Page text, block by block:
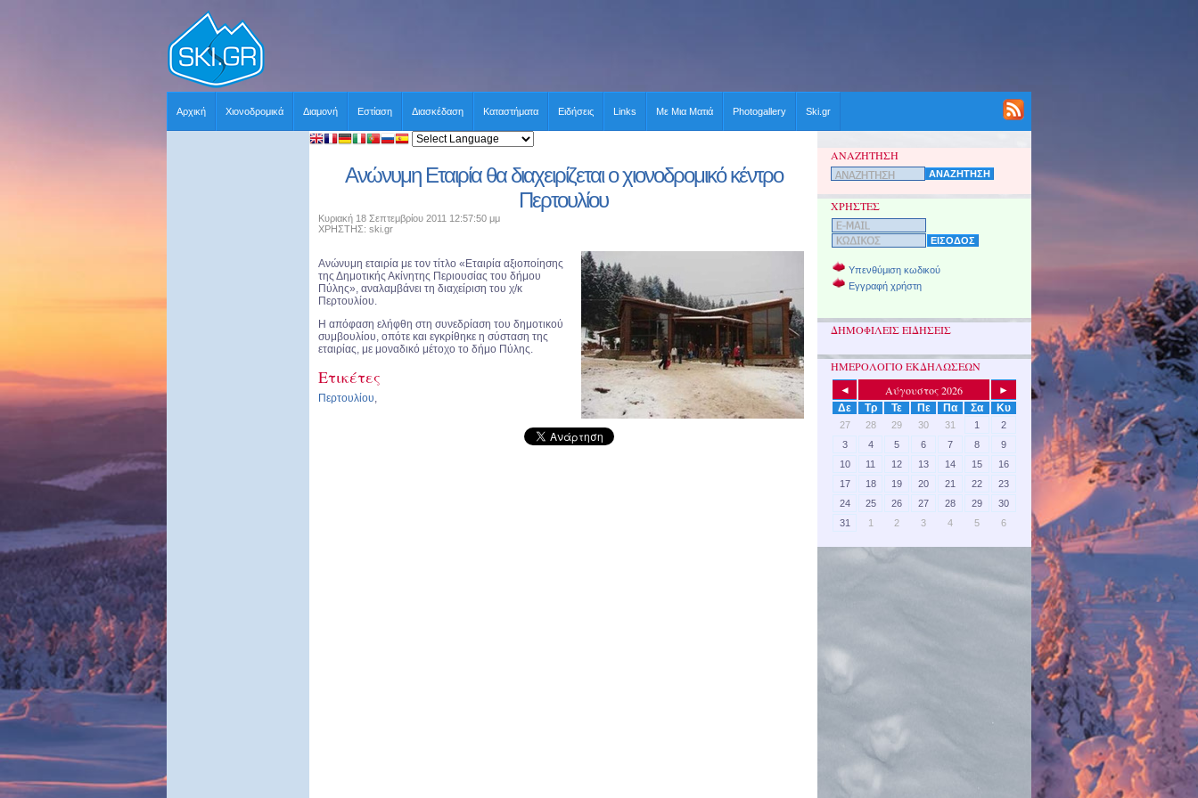
Αρχική Χιονοδρομικά Διαμονή Εστίαση Διασκέδαση Καταστήματα Ειδήσεις Links Με Μια Ματιά Photogallery Ski.gr
Ανώνυμη Εταιρία θα διαχειρίζεται ο χιονοδρομικό κέντρο
Περτουλίου
Κυριακή 18 Σεπτεμβρίου 2011 12:57:50 μμ
ΧΡΗΣΤΗΣ: ski.gr
Ανώνυμη εταιρία με τον τίτλο «Εταιρία αξιοποίησης
της Δημοτικής Ακίνητης Περιουσίας του δήμου
Πύλης», αναλαμβάνει τη διαχείριση του χ/κ
Περτουλίου.
Η απόφαση ελήφθη στη συνεδρίαση του δημοτικού
συμβουλίου, οπότε και εγκρίθηκε η σύσταση της
εταιρίας, με μοναδικό μέτοχο το δήμο Πύλης.
Ετικέτες
Περτουλίου,
ΑΝΑΖΗΤΗΣΗ
ΧΡΗΣΤΕΣ
Υπενθύμιση κωδικού
Εγγραφή χρήστη
ΔΗΜΟΦΙΛΕΙΣ ΕΙΔΗΣΕΙΣ
ΗΜΕΡΟΛΟΓΙΟ ΕΚΔΗΛΩΣΕΩΝ
◄ Αύγουστος 2026
►
Δε
Τρ Τε Πε Πα Σα Κυ
27 28 29 30 31 1
2
3
4 5 6 7 8
9
10
11 12 13 14 15
16
17
18 19 20 21 22
23
24
25 26 27 28 29
30
31
1 2 3 4 5 6